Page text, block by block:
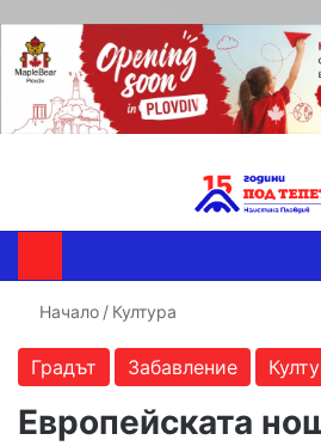
Начало / Култура
Градът Забавление
Европейската